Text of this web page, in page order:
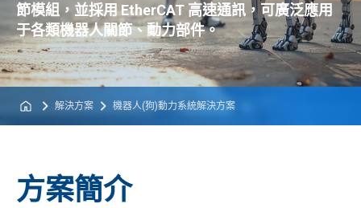
節模組，並採用 EtherCAT 高速通訊，可廣泛應用
于各類機器人關節、動力部件。
解決方案 機器人(狗)動力系統解決方案
方案簡介